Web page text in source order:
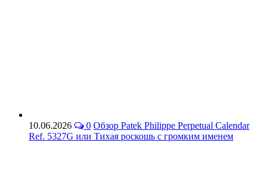
10.06.2026 0 Обзор Patek Philippe Perpetual Calendar
Ref. 5327G или Тихая роскошь с громким именем